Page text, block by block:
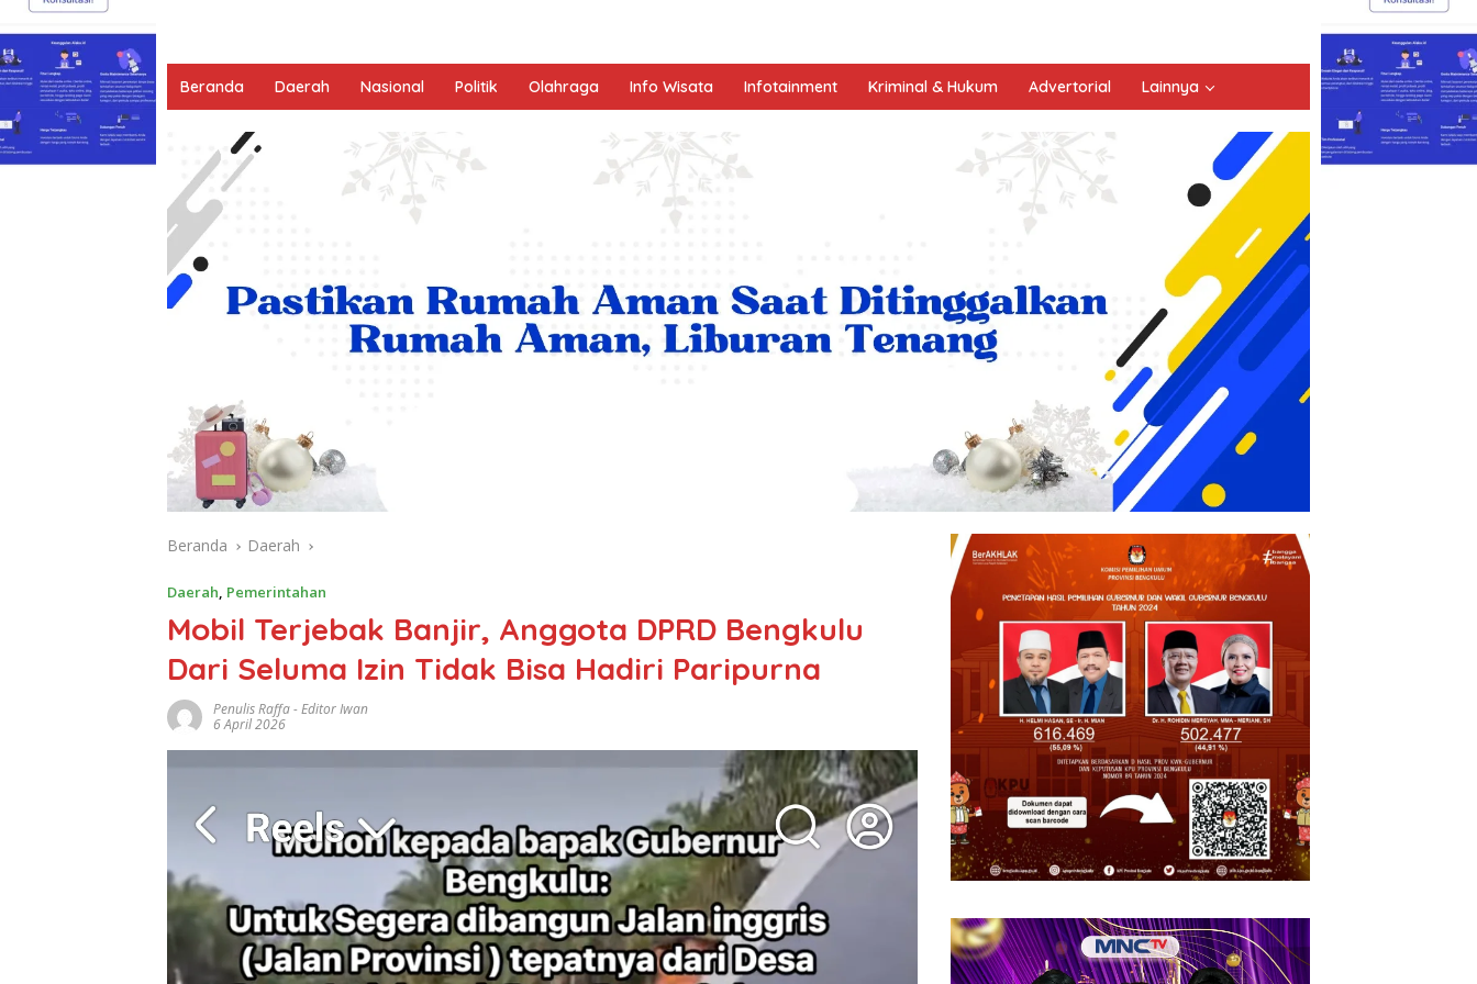
Beranda Daerah Nasional Politik Olahraga Info Wisata Infotainment Kriminal & Hukum Advertorial Lainnya
Beranda Daerah
Daerah, Pemerintahan
Mobil Terjebak Banjir, Anggota DPRD Bengkulu
Dari Seluma Izin Tidak Bisa Hadiri Paripurna
Penulis Raffa - Editor Iwan
6 April 2026